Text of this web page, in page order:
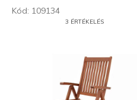
Kód: 109134
3 ÉRTÉKELÉS